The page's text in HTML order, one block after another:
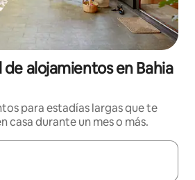
alojamientos en Bahia
para estadías largas que te
casa durante un mes o más.
estén disponibles, navega con las